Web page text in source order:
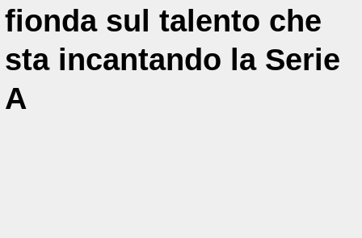
fionda sul talento che
sta incantando la Serie
A